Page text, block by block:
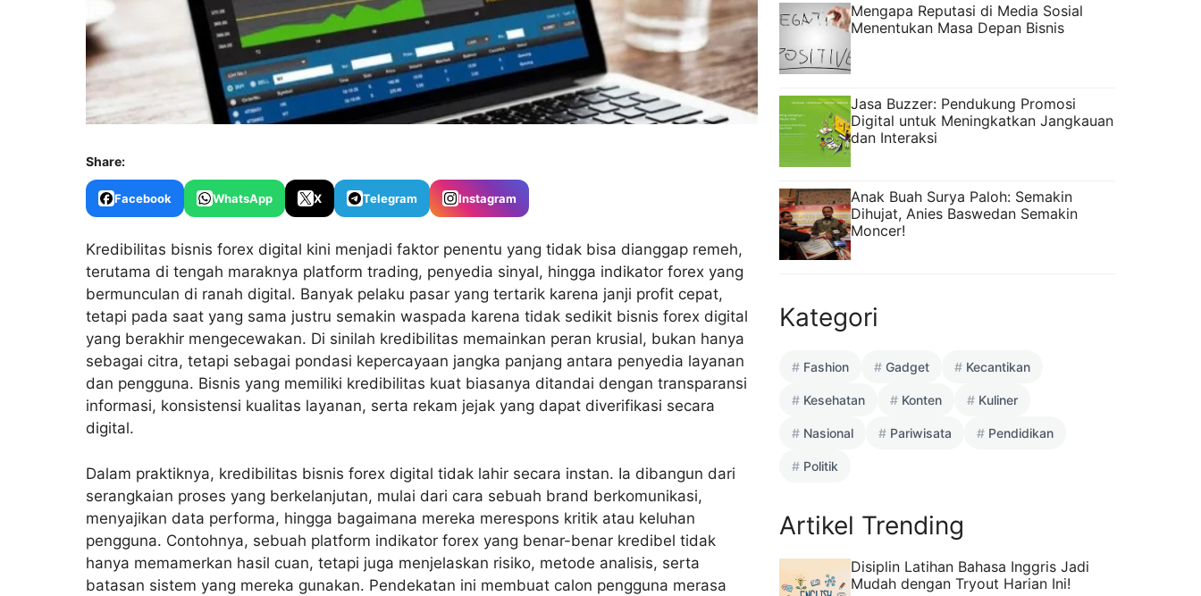
Share:
Facebook WhatsApp X Telegram Instagram
Kredibilitas bisnis forex digital kini menjadi faktor penentu yang tidak bisa dianggap remeh,
terutama di tengah maraknya platform trading, penyedia sinyal, hingga indikator forex yang
bermunculan di ranah digital. Banyak pelaku pasar yang tertarik karena janji profit cepat,
tetapi pada saat yang sama justru semakin waspada karena tidak sedikit bisnis forex digital
yang berakhir mengecewakan. Di sinilah kredibilitas memainkan peran krusial, bukan hanya
sebagai citra, tetapi sebagai pondasi kepercayaan jangka panjang antara penyedia layanan
dan pengguna. Bisnis yang memiliki kredibilitas kuat biasanya ditandai dengan transparansi
informasi, konsistensi kualitas layanan, serta rekam jejak yang dapat diverifikasi secara
digital.
Dalam praktiknya, kredibilitas bisnis forex digital tidak lahir secara instan. Ia dibangun dari
serangkaian proses yang berkelanjutan, mulai dari cara sebuah brand berkomunikasi,
menyajikan data performa, hingga bagaimana mereka merespons kritik atau keluhan
pengguna. Contohnya, sebuah platform indikator forex yang benar-benar kredibel tidak
hanya memamerkan hasil cuan, tetapi juga menjelaskan risiko, metode analisis, serta
batasan sistem yang mereka gunakan. Pendekatan ini membuat calon pengguna merasa
Mengapa Reputasi di Media Sosial
Menentukan Masa Depan Bisnis
Jasa Buzzer: Pendukung Promosi
Digital untuk Meningkatkan Jangkauan
dan Interaksi
Anak Buah Surya Paloh: Semakin
Dihujat, Anies Baswedan Semakin
Moncer!
Kategori
Fashion Gadget Kecantikan
Kesehatan Konten Kuliner
Nasional Pariwisata Pendidikan
Politik
Artikel Trending
Disiplin Latihan Bahasa Inggris Jadi
Mudah dengan Tryout Harian Ini!